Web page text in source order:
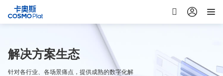
解决方案生态
针对各行业、各场景痛点，提供成熟的数字化解